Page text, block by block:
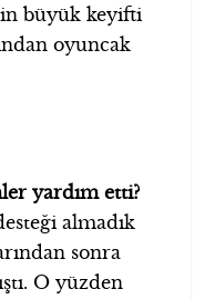
büyük keyifti
oyuncak
yardım etti?
almadık
sonra
O yüzden